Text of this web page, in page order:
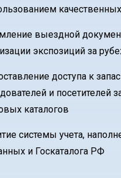
выездной
экспозиций за
доступа к
и посетителей
каталогов
системы учета,
и Госкаталога РФ